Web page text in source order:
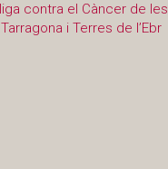
contra el Càncer de les
i Terres de l’Ebr